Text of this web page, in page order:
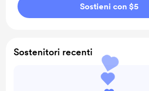
Sostieni con $5
Sostenitori recenti